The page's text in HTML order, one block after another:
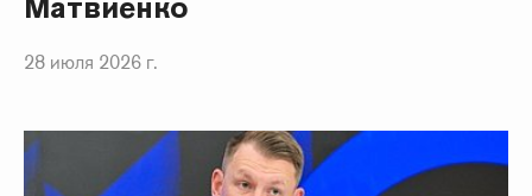
Матвиенко
28 июля 2026 г.